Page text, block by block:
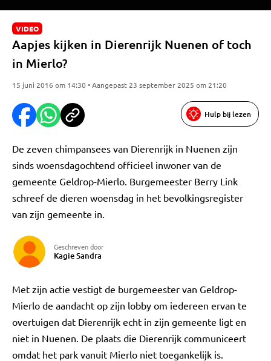
VIDEO
Aapjes kijken in Dierenrijk Nuenen of toch
in Mierlo?
15 juni 2016 om 14:30 • Aangepast 23 september 2025 om 21:20
Hulp bij lezen
De zeven chimpansees van Dierenrijk in Nuenen zijn
sinds woensdagochtend officieel inwoner van de
gemeente Geldrop-Mierlo. Burgemeester Berry Link
schreef de dieren woensdag in het bevolkingsregister
van zijn gemeente in.
Geschreven door
Kagie Sandra
Met zijn actie vestigt de burgemeester van Geldrop-
Mierlo de aandacht op zijn lobby om iedereen ervan te
overtuigen dat Dierenrijk echt in zijn gemeente ligt en
niet in Nuenen. De plaats die Dierenrijk communiceert
omdat het park vanuit Mierlo niet toegankelijk is.